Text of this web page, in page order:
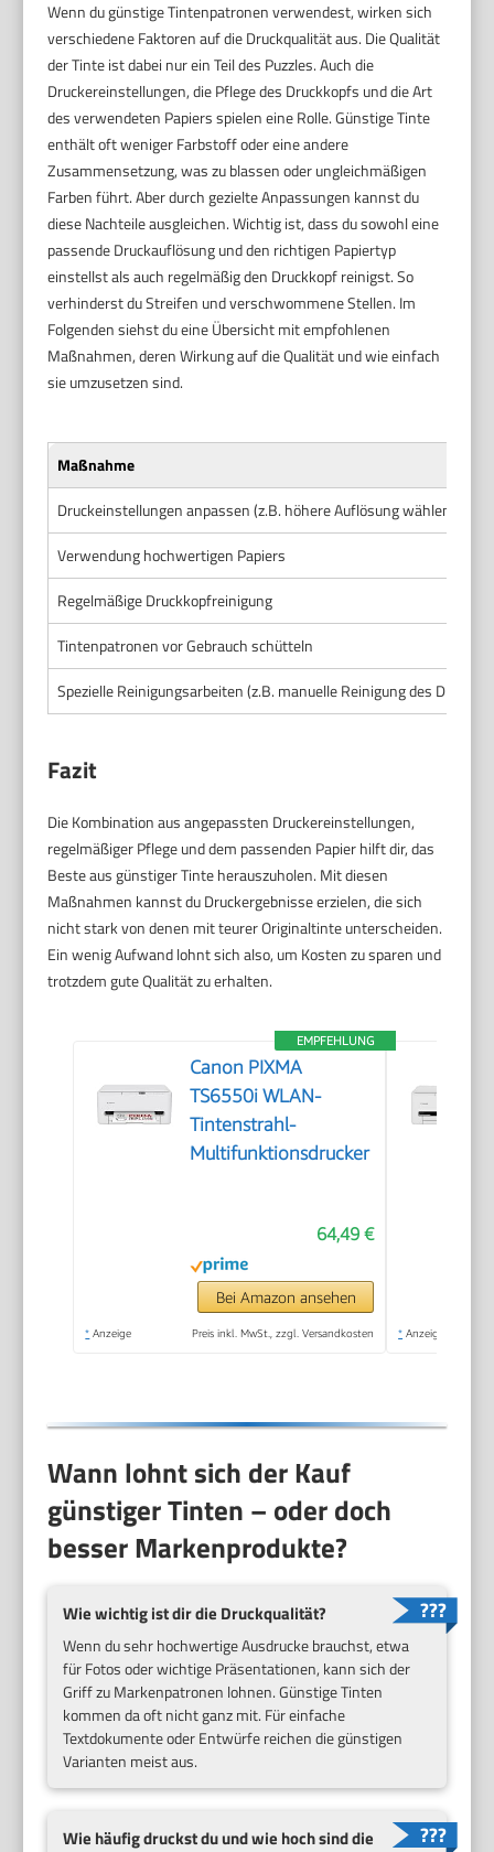
Wenn du günstige Tintenpatronen verwendest, wirken sich
verschiedene Faktoren auf die Druckqualität aus. Die Qualität
der Tinte ist dabei nur ein Teil des Puzzles. Auch die
Druckereinstellungen, die Pflege des Druckkopfs und die Art
des verwendeten Papiers spielen eine Rolle. Günstige Tinte
enthält oft weniger Farbstoff oder eine andere
Zusammensetzung, was zu blassen oder ungleichmäßigen
Farben führt. Aber durch gezielte Anpassungen kannst du
diese Nachteile ausgleichen. Wichtig ist, dass du sowohl eine
passende Druckauflösung und den richtigen Papiertyp
einstellst als auch regelmäßig den Druckkopf reinigst. So
verhinderst du Streifen und verschwommene Stellen. Im
Folgenden siehst du eine Übersicht mit empfohlenen
Maßnahmen, deren Wirkung auf die Qualität und wie einfach
sie umzusetzen sind.
Maßnahme
Druckeinstellungen anpassen (z.B. höhere Auflösung wählen)
Verwendung hochwertigen Papiers
Regelmäßige Druckkopfreinigung
Tintenpatronen vor Gebrauch schütteln
Spezielle Reinigungsarbeiten (z.B. manuelle Reinigung des
Fazit
Die Kombination aus angepassten Druckereinstellungen,
regelmäßiger Pflege und dem passenden Papier hilft dir, das
Beste aus günstiger Tinte herauszuholen. Mit diesen
Maßnahmen kannst du Druckergebnisse erzielen, die sich
nicht stark von denen mit teurer Originaltinte unterscheiden.
Ein wenig Aufwand lohnt sich also, um Kosten zu sparen und
trotzdem gute Qualität zu erhalten.
EMPFEHLUNG
Canon PIXMA
TS6550i WLAN-
Tintenstrahl-
Multifunktionsdrucker
64,49 €
Bei Amazon ansehen
* Anzeige Preis inkl. MwSt., zzgl. Versandkosten * Anzeige
Wann lohnt sich der Kauf
günstiger Tinten – oder doch
besser Markenprodukte?
Wie wichtig ist dir die Druckqualität?
Wenn du sehr hochwertige Ausdrucke brauchst, etwa
für Fotos oder wichtige Präsentationen, kann sich der
Griff zu Markenpatronen lohnen. Günstige Tinten
kommen da oft nicht ganz mit. Für einfache
Textdokumente oder Entwürfe reichen die günstigen
Varianten meist aus.
Wie häufig druckst du und wie hoch sind die